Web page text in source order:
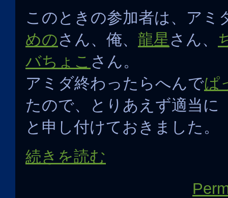
このときの参加者は、アミ
めのさん、俺、 龍星 さん、
バちょこ さん。
アミダ終わったらへんでぱ
たので、とりあえず適当に
と申し付けておきました。
続きを読む